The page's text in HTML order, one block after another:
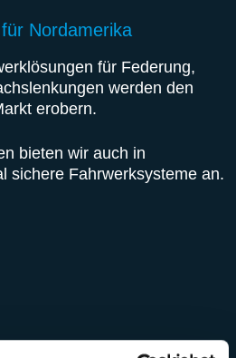
Nordamerika
für Federung,
werden den
erobern.
bieten wir auch in
sichere Fahrwerksysteme an.